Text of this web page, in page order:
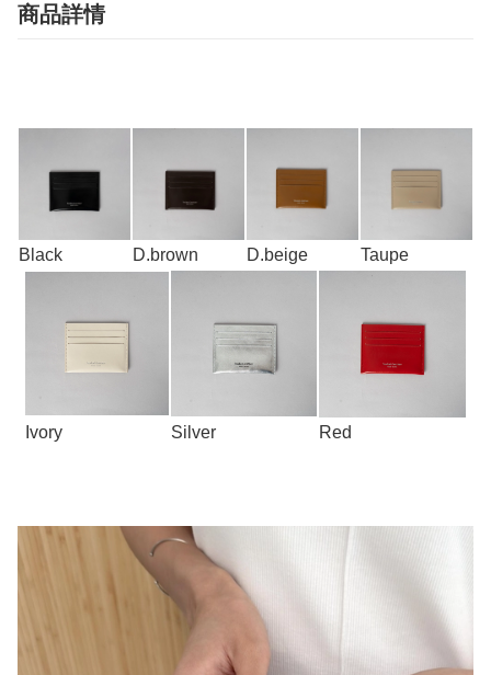
商品詳情
Black D.brown D.beige Taupe
Ivory Silver Red